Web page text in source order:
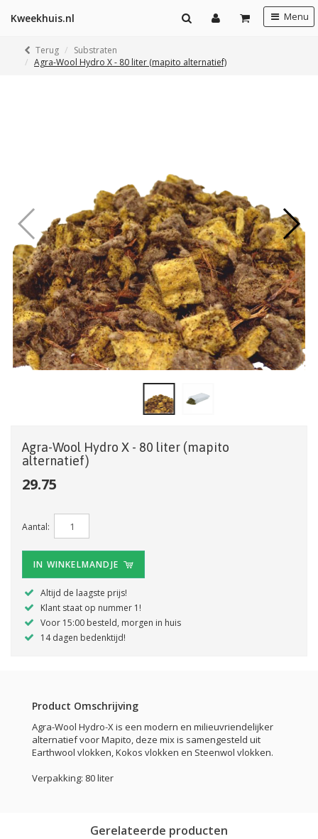
Kweekhuis.nl Menu
Terug
Substraten
Agra-Wool Hydro X - 80 liter (mapito alternatief)
Agra-Wool Hydro X - 80 liter (mapito
alternatief)
29.75
Aantal:
IN WINKELMANDJE
Altijd de laagste prijs!
Klant staat op nummer 1!
Voor 15:00 besteld, morgen in huis
14 dagen bedenktijd!
Product Omschrijving
Agra-Wool Hydro-X is een modern en milieuvriendelijker
alternatief voor Mapito, deze mix is samengesteld uit
Earthwool vlokken, Kokos vlokken en Steenwol vlokken.
Verpakking: 80 liter
Gerelateerde producten